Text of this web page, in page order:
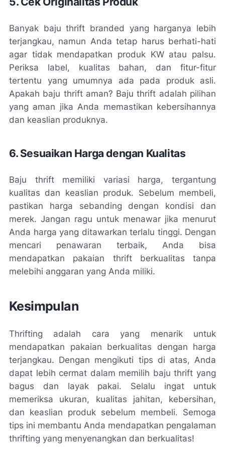
Banyak baju thrift branded yang harganya lebih
terjangkau, namun Anda tetap harus berhati-hati
agar tidak mendapatkan produk KW atau palsu.
Periksa label, kualitas bahan, dan fitur-fitur
tertentu yang umumnya ada pada produk asli.
Apakah baju thrift aman? Baju thrift adalah pilihan
yang aman jika Anda memastikan kebersihannya
dan keaslian produknya.
6. Sesuaikan Harga dengan Kualitas
Baju thrift memiliki variasi harga, tergantung
kualitas dan keaslian produk. Sebelum membeli,
pastikan harga sebanding dengan kondisi dan
merek. Jangan ragu untuk menawar jika menurut
Anda harga yang ditawarkan terlalu tinggi. Dengan
mencari penawaran terbaik, Anda bisa
mendapatkan pakaian thrift berkualitas tanpa
melebihi anggaran yang Anda miliki.
Kesimpulan
Thrifting adalah cara yang menarik untuk
mendapatkan pakaian berkualitas dengan harga
terjangkau. Dengan mengikuti tips di atas, Anda
dapat lebih cermat dalam memilih baju thrift yang
bagus dan layak pakai. Selalu ingat untuk
memeriksa ukuran, kualitas jahitan, kebersihan,
dan keaslian produk sebelum membeli. Semoga
tips ini membantu Anda mendapatkan pengalaman
thrifting yang menyenangkan dan berkualitas!